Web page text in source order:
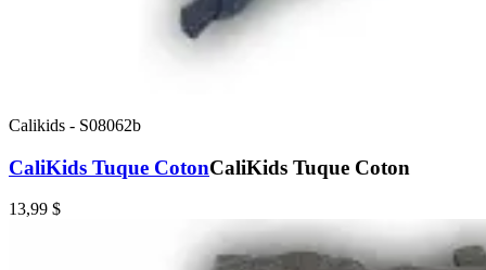
Calikids - S08062b
CaliKids Tuque CotonCaliKids Tuque Coton
13,99 $